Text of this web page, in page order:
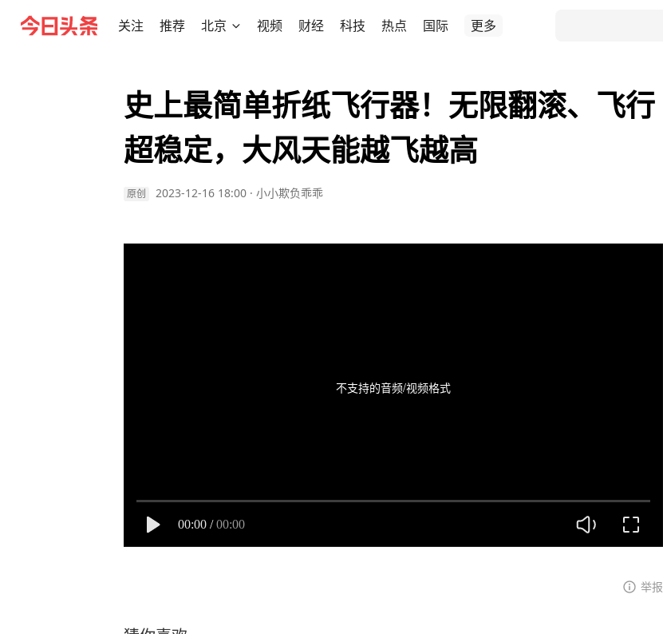
关注 推荐 北京 视频 财经 科技 热点 国际 更多
史上最简单折纸飞行器！无限翻滚、飞行
超稳定，大风天能越飞越高
原创 2023-12-16 18:00 · 小小欺负乖乖
不支持的音频/视频格式
00:00 / 00:00
举报